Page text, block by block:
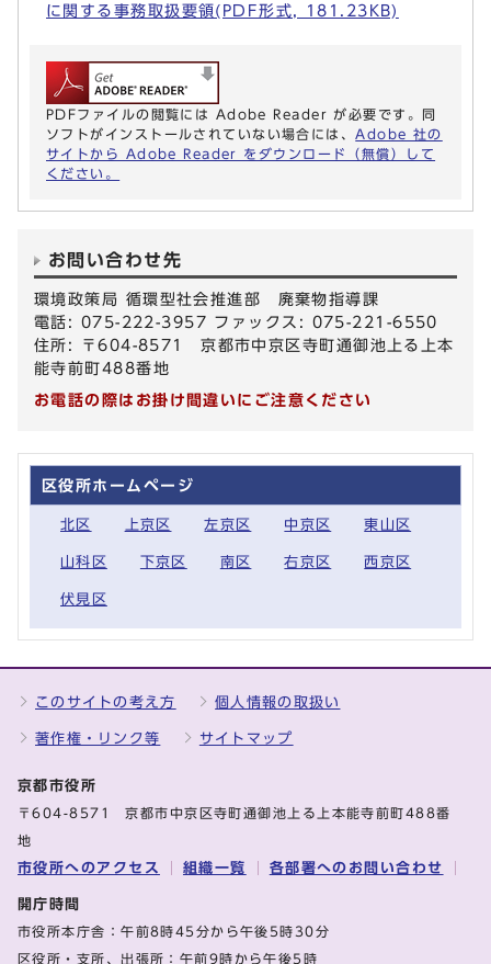
に関する事務取扱要領(PDF形式, 181.23KB)
PDFファイルの閲覧には Adobe Reader が必要です。同
ソフトがインストールされていない場合には、 Adobe 社の
サイトから Adobe Reader をダウンロード（無償）して
ください。
お問い合わせ先
環境政策局 循環型社会推進部 廃棄物指導課
電話: 075-222-3957 ファックス: 075-221-6550
住所: 〒604-8571 京都市中京区寺町通御池上る上本
能寺前町488番地
お電話の際はお掛け間違いにご注意ください
区役所ホームページ
北区 上京区 左京区 中京区 東山区
山科区 下京区 南区 右京区 西京区
伏見区
このサイトの考え方 個人情報の取扱い
著作権・リンク等 サイトマップ
京都市役所
〒604-8571 京都市中京区寺町通御池上る上本能寺前町488番
地
市役所へのアクセス 組織一覧 各部署へのお問い合わせ
開庁時間
市役所本庁舎：午前8時45分から午後5時30分
区役所・支所、出張所：午前9時から午後5時